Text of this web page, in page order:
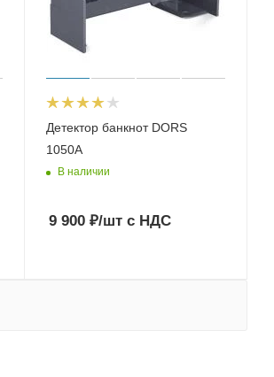
Детектор банкнот DORS
1050A
В наличии
9 900₽/штс НДС